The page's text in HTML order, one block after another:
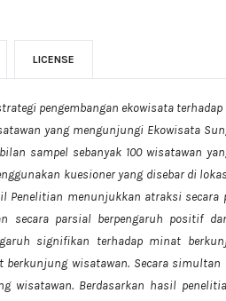
LICENSE
pengembangan ekowisata
yang mengunjungi Ekowisata
sampel sebanyak 100 wisatawan
kuesioner yang disebar di
Penelitian menunjukkan atraksi
secara parsial berpengaruh positif
signifikan terhadap minat
wisatawan. Secara
wisatawan. Berdasarkan hasil